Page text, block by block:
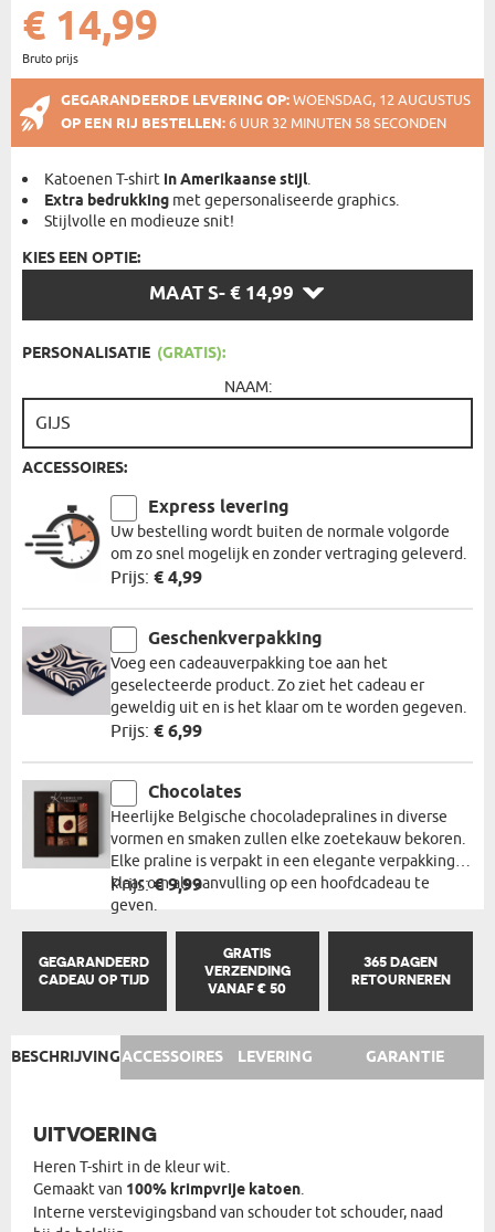
€ 14,99
Bruto prijs
GEGARANDEERDE LEVERING OP:WOENSDAG, 12 AUGUSTUS
OP EEN RIJ BESTELLEN: 6 UUR 32 MINUTEN 58 SECONDEN
Katoenen T-shirt in Amerikaanse stijl.
Extra bedrukking met gepersonaliseerde graphics.
Stijlvolle en modieuze snit!
KIES EEN OPTIE:
MAAT S- € 14,99
OPTIE:
PERSONALISATIE (GRATIS):
NAAM:
ACCESSOIRES:
Express levering
Uw bestelling wordt buiten de normale volgorde
om zo snel mogelijk en zonder vertraging geleverd.
Prijs: € 4,99
Geschenkverpakking
Voeg een cadeauverpakking toe aan het
geselecteerde product. Zo ziet het cadeau er
geweldig uit en is het klaar om te worden gegeven.
Prijs: € 6,99
Chocolates
Heerlijke Belgische chocoladepralines in diverse
vormen en smaken zullen elke zoetekauw bekoren.
Elke praline is verpakt in een elegante verpakking,
klaar om als aanvulling op een hoofdcadeau te
geven.
Prijs:€ 9,99
GEGARANDEERD
CADEAU OP TIJD
GRATIS
VERZENDING
VANAF € 50
365 DAGEN
RETOURNEREN
BESCHRIJVINGACCESSOIRES LEVERING GARANTIE
UITVOERING
Heren T-shirt in de kleur wit.
Gemaakt van 100% krimpvrije katoen.
Interne verstevigingsband van schouder tot schouder, naad